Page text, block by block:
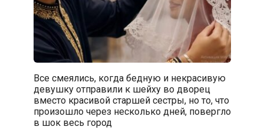
Все смеялись, когда бедную и некрасивую
девушку отправили к шейху во дворец
вместо красивой старшей сестры, но то, что
произошло через несколько дней, повергло
в шок весь город